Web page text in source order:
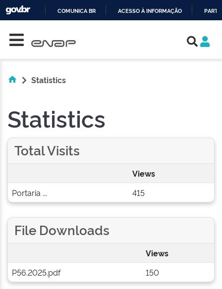
COMUNICA BR ACESSO À INFORMAÇÃO
Statistics
Statistics
Total Visits
Views
Portaria ...
415
File Downloads
Views
P56.2025.pdf
150